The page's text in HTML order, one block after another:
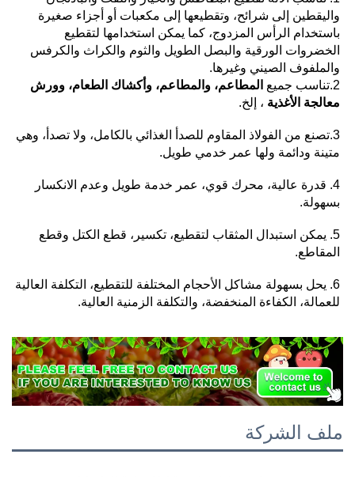
والملفوف الصيني وغيرها.
2.تناسب جميع
معالجة الأغذية ، إلخ.
متينة ودائمة ولها عمر خدمي طويل.
بسهولة.
المقاطع.
للعمالة، الكفاءة المنخفضة، والتكلفة الزمنية العالية.
ملف الشركة